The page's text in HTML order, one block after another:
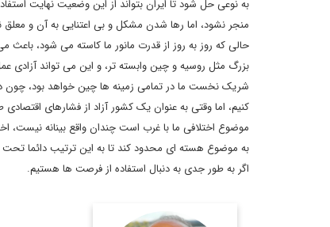
به نوعی حل شود تا ایران بتواند از این وضعیت نهایت
منجر نشود، اما رها شدن مشکل و بی اعتنایی به آن و معلق
حالی که روز به روز از قدرت مانور ما کاسته می شود،
بزرگ مثل روسیه و چین وابسته تر، و این می تواند
شریک نخست ما در تمامی زمینه ها چین خواهد بود، چون
کنیم، اما وقتی به عنوان یک کشور آزاد از فشارهای
موضوع اختلافی ما با غرب است چندان واقع بینانه نیست،
به موضوع هسته ای محدود کند تا به این ترتیب دائما تحت
اگر به طور جدی به دنبال استفاده از فرصت ها هستیم.